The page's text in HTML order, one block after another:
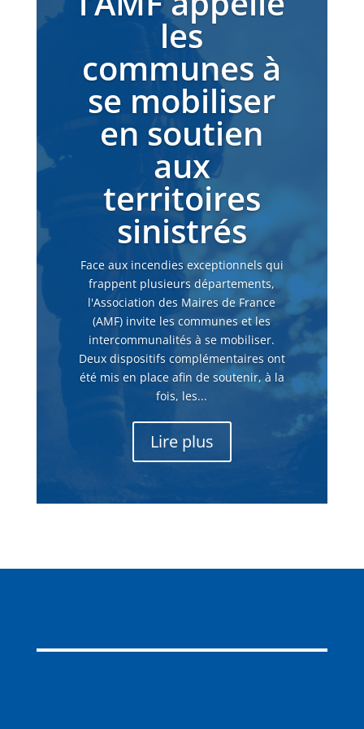
les
communes à
se mobiliser
en soutien
aux
territoires
sinistrés
Face aux incendies exceptionnels qui
frappent plusieurs départements,
l'Association des Maires de France
(AMF) invite les communes et les
intercommunalités à se mobiliser.
Deux dispositifs complémentaires ont
été mis en place afin de soutenir, à la
fois, les...
Lire plus